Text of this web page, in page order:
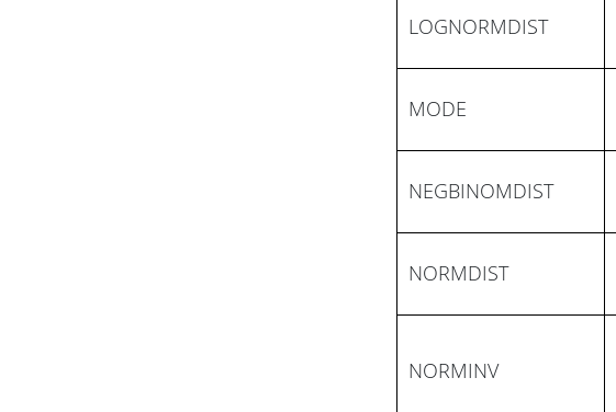
LOGNORMDIST
MODE
NEGBINOMDIST
NORMDIST
NORMINV